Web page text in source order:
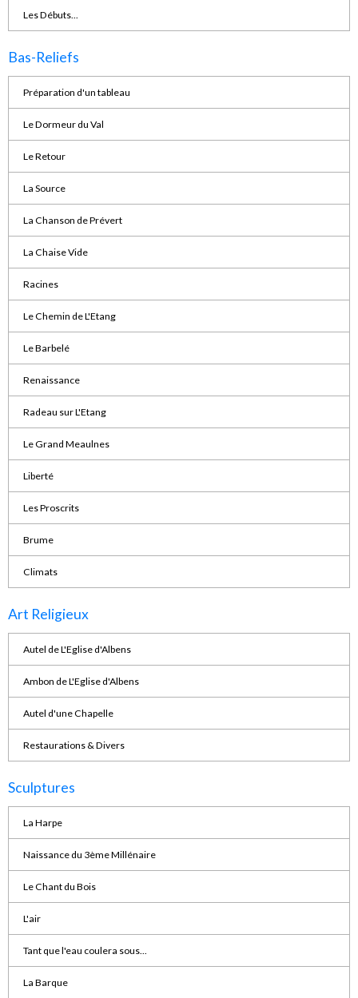
Les Débuts...
Bas-Reliefs
Préparation d'un tableau
Le Dormeur du Val
Le Retour
La Source
La Chanson de Prévert
La Chaise Vide
Racines
Le Chemin de L'Etang
Le Barbelé
Renaissance
Radeau sur L'Etang
Le Grand Meaulnes
Liberté
Les Proscrits
Brume
Climats
Art Religieux
Autel de L'Eglise d'Albens
Ambon de L'Eglise d'Albens
Autel d'une Chapelle
Restaurations & Divers
Sculptures
La Harpe
Naissance du 3ème Millénaire
Le Chant du Bois
L'air
Tant que l'eau coulera sous...
La Barque